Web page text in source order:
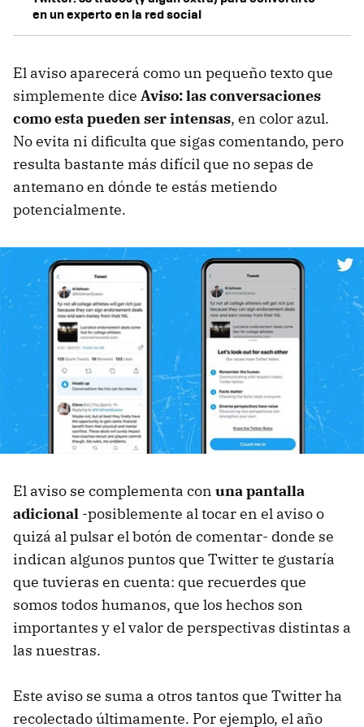
en un experto en la red social
El aviso aparecerá como un pequeño texto que
simplemente dice Aviso: las conversaciones
como esta pueden ser intensas, en color azul.
No evita ni dificulta que sigas comentando, pero
resulta bastante más difícil que no sepas de
antemano en dónde te estás metiendo
potencialmente.
El aviso se complementa con una pantalla
adicional -posiblemente al tocar en el aviso o
quizá al pulsar el botón de comentar- donde se
indican algunos puntos que Twitter te gustaría
que tuvieras en cuenta: que recuerdes que
somos todos humanos, que los hechos son
importantes y el valor de perspectivas distintas a
las nuestras.
Este aviso se suma a otros tantos que Twitter ha
recolectado últimamente. Por ejemplo, el año